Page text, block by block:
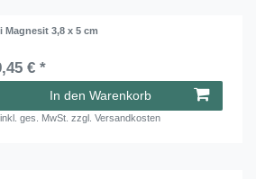
Magnesit 3,8 x 5 cm
€ *
In den Warenkorb
inkl. ges. MwSt. zzgl.Versandkosten